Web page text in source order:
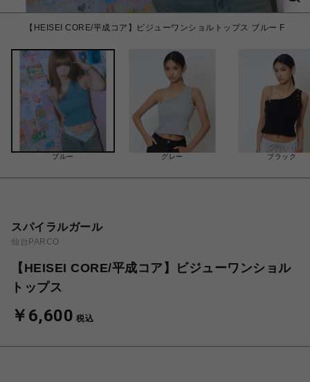
【HEISEI CORE/平成コア】ビジューワンショルトップス ブルー F
ブルー グレー ブラック
スパイラルガール
仙台PARCO
【HEISEI CORE/平成コア】ビジューワンショル
トップス
￥6,600 税込